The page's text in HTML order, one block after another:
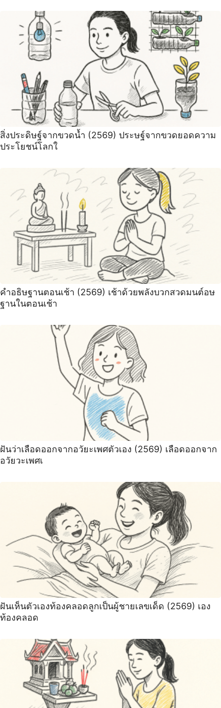
สิ่งประดิษฐ์จากขวดน้ำ (2569) ประษฐ์จากขวดยอดความ
ประโยชน์โลกใ
คำอธิษฐานตอนเช้า (2569) เช้าด้วยพลังบวกสวดมนต์อษ
ฐานในตอนเช้า
ฝันว่าเลือดออกจากอวัยะเพศตัวเอง (2569) เลือดออกจาก
อวัยวะเพศเ
ฝันเห็นตัวเองท้องคลอดลูกเป็นผู้ชายเลขเด็ด (2569) เอง
ท้องคลอด